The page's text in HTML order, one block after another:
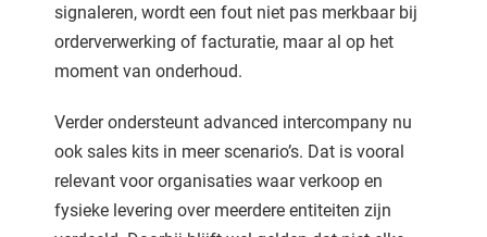
signaleren, wordt een fout niet pas merkbaar bij
orderverwerking of facturatie, maar al op het
moment van onderhoud.
Verder ondersteunt advanced intercompany nu
ook sales kits in meer scenario’s. Dat is vooral
relevant voor organisaties waar verkoop en
fysieke levering over meerdere entiteiten zijn